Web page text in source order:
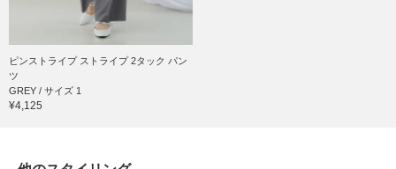
ピンストライプ ストライプ 2タック パン
ツ
GREY / サイズ 1
¥4,125